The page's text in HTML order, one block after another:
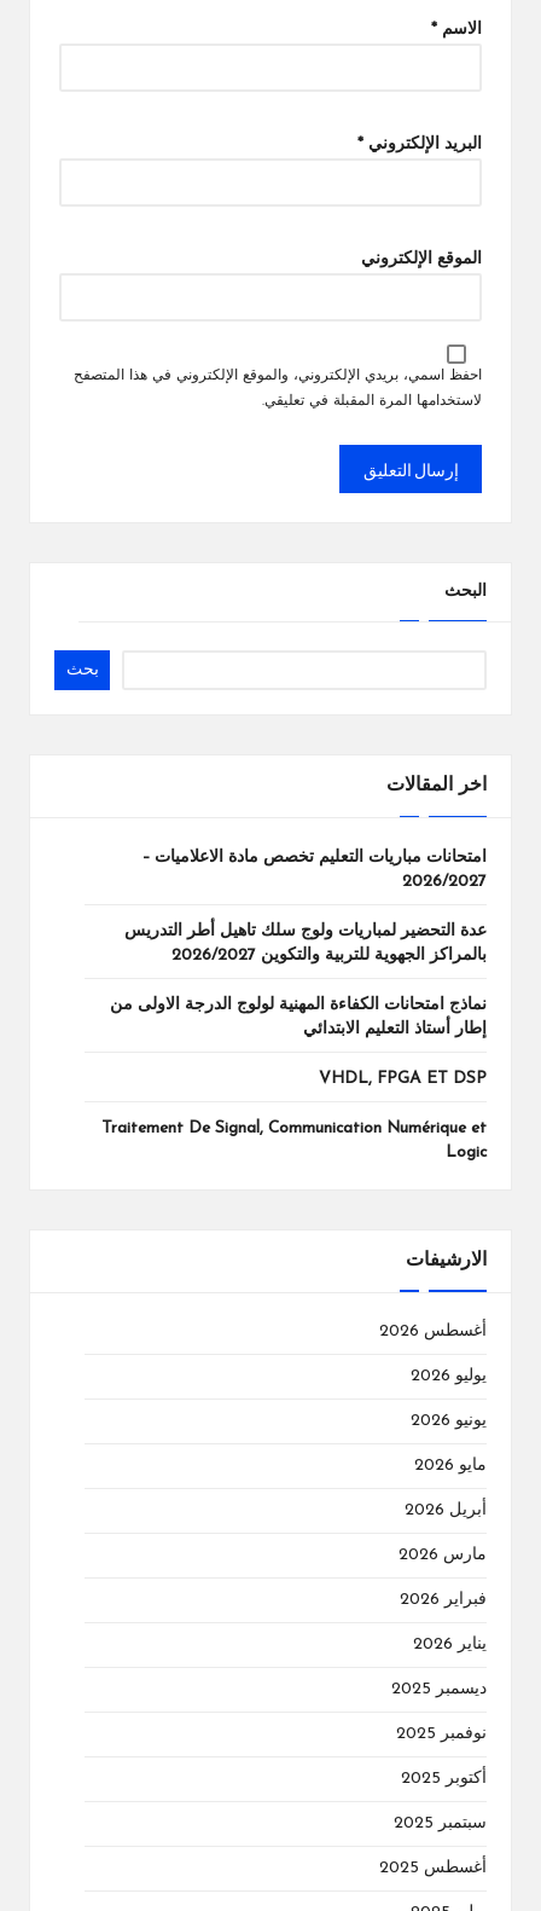
الاسم *
البريد الإلكتروني *
الموقع الإلكتروني
احفظ اسمي، بريدي الإلكتروني، والموقع الإلكتروني في هذا المتصفح
لاستخدامها المرة المقبلة في تعليقي.
البحث
بحث
اخر المقالات
امتحانات مباريات التعليم تخصص مادة الاعلاميات –
2026/2027
عدة التحضير لمباريات ولوج سلك تاهيل أطر التدريس
بالمراكز الجهوية للتربية والتكوين 2026/2027
نماذج امتحانات الكفاءة المهنية لولوج الدرجة الاولى من
إطار أستاذ التعليم الابتدائي
VHDL, FPGA ET DSP
Traitement De Signal, Communication Numérique et
Logic
الارشيفات
أغسطس 2026
يوليو 2026
يونيو 2026
مايو 2026
أبريل 2026
مارس 2026
فبراير 2026
يناير 2026
ديسمبر 2025
نوفمبر 2025
أكتوبر 2025
سبتمبر 2025
أغسطس 2025